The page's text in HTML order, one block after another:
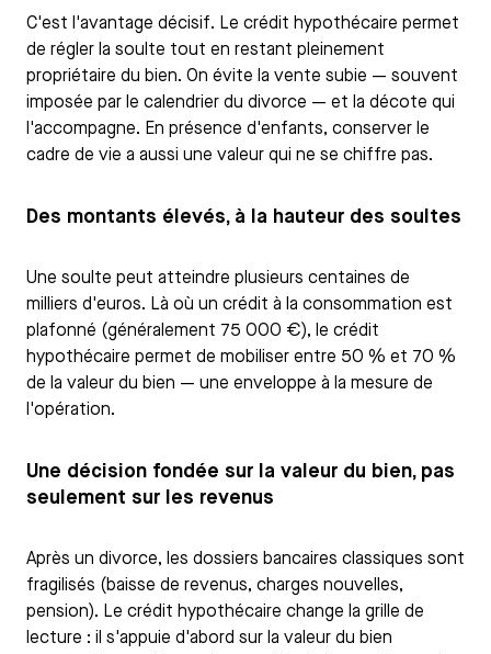
C'est l'avantage décisif. Le crédit hypothécaire permet
de régler la soulte tout en restant pleinement
propriétaire du bien. On évite la vente subie — souvent
imposée par le calendrier du divorce — et la décote qui
l'accompagne. En présence d'enfants, conserver le
cadre de vie a aussi une valeur qui ne se chiffre pas.
Des montants élevés, à la hauteur des soultes
Une soulte peut atteindre plusieurs centaines de
milliers d'euros. Là où un crédit à la consommation est
plafonné (généralement 75 000 €), le crédit
hypothécaire permet de mobiliser entre 50 % et 70 %
de la valeur du bien — une enveloppe à la mesure de
l'opération.
Une décision fondée sur la valeur du bien, pas
seulement sur les revenus
Après un divorce, les dossiers bancaires classiques sont
fragilisés (baisse de revenus, charges nouvelles,
pension). Le crédit hypothécaire change la grille de
lecture : il s'appuie d'abord sur la valeur du bien